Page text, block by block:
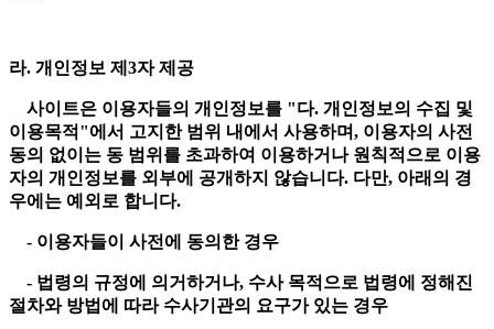
라. 개인정보 제3자 제공
사이트은 이용자들의 개인정보를 "다. 개인정보의 수집 및
이용목적"에서 고지한 범위 내에서 사용하며, 이용자의 사전
동의 없이는 동 범위를 초과하여 이용하거나 원칙적으로 이용
자의 개인정보를 외부에 공개하지 않습니다. 다만, 아래의 경
우에는 예외로 합니다.
- 이용자들이 사전에 동의한 경우
- 법령의 규정에 의거하거나, 수사 목적으로 법령에 정해진
절차와 방법에 따라 수사기관의 요구가 있는 경우